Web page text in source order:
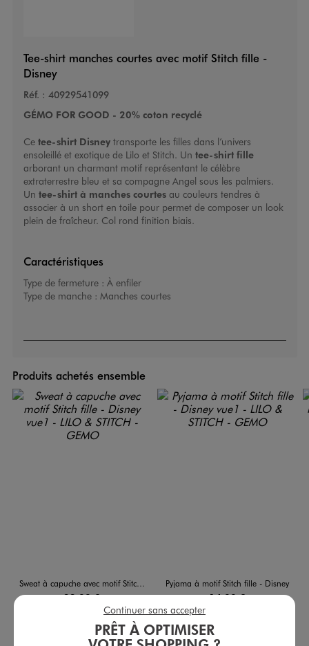
Tee-shirt manches courtes avec motif Stitch fille -
Disney
Réf. : 40929541099
GÉMO FOR GOOD - 20% coton recyclé
Ce tee-shirt Disneytransporte les filles dans l’univers
ensoleillé et exotique de Lilo et Stitch. Un tee-shirt fille
arborant un charmant motif représentant le célèbre
extraterrestre bleu et sa compagne Angel sous les palmiers.
Un tee-shirt à manches courtesau couleurs tendres à
associer à un short en toile pour permet de composer un look
plein de fraîcheur. Col rond finition biais.
Caractéristiques
Type de fermeture : À enfiler
Type de manche : Manches courtes
Produits achetés ensemble
Sweat à capuche avec motif Stitch fille - Disney
22,99 €
5/5 de moyenne
(53 avis)
Pyjama à motif Stitch fille - Disney
14,99 €
PRÊT À OPTIMISER
Continuer sans accepter